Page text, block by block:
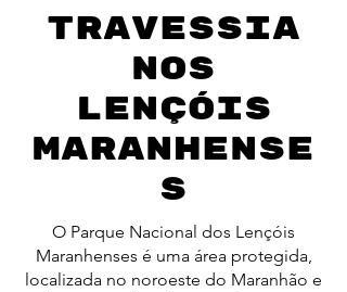
Travessia
nos
Lençóis
Maranhense
s
O Parque Nacional dos Lençóis
Maranhenses é uma área protegida,
localizada no noroeste do Maranhão e